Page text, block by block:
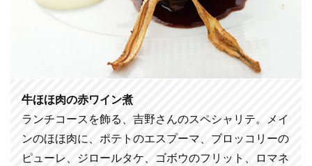
牛ほほ肉の赤ワイン煮
ランチコースを飾る、吉野さんのスペシャリテ。メイ
ンのほほ肉に、ポテトのエスプーマ、ブロッコリーの
ピューレ、ジロールタケ、ゴボウのフリット、ロマネ